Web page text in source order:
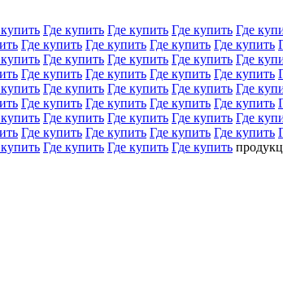
Где купить Где купить Где купить Где
Где купить Где купить Где купить Где купить
Где купить Где купить Где купить Где
Где купить Где купить Где купить Где купить
Где купить Где купить Где купить Где
Где купить Где купить Где купить Где купить
Где купить Где купить Где купить Где
Где купить Где купить Где купить Где купить
Где купить Где купить Где купить